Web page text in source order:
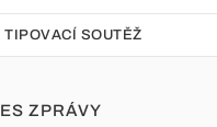
TIPOVACÍ SOUTĚŽ
ZPRÁVY